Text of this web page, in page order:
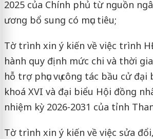
2025 của Chính phủ từ nguồn
ương bổ sung có mục tiêu;
Tờ trình xin ý kiến về việc trình
hành quy định mức chi và thời
hỗ trợ phục vụ công tác bầu cử
khoá XVI và đại biểu Hội đồng
nhiệm kỳ 2026-2031 của tỉnh
Tờ trình xin ý kiến về việc sửa